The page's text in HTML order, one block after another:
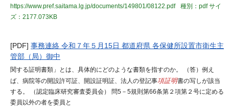
https://www.pref.saitama.lg.jp/documents/149801/08122.pdf
種別：pdfサイ
ズ：2177.073KB
[PDF] 事務連絡 令和７年５月15日 都道府県 各保健所設置市衛生主
管部（局）御中
関する証明書類」とは、具体的にどのような書類を指すのか。 （答）例え
ば、病院等の開設許可証、開設証明証、法人の登記事項証明書の写しが該当
する。 （認定臨床研究審査委員会） 問5－5規則第66条第２項第２号に定める
委員以外の者を委員と